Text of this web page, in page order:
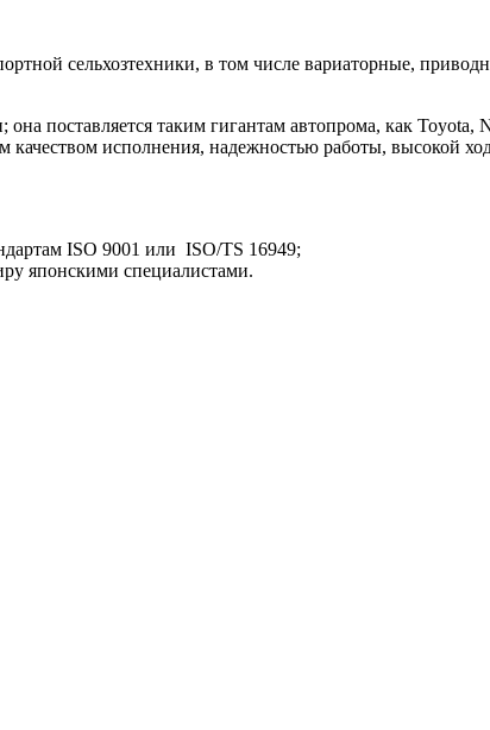
сельхозтехники, в том числе вариаторные,
поставляется таким гигантам автопрома, как Toyota,
исполнения, надежностью работы, высокой
ISO 9001 или ISO/TS 16949;
японскими специалистами.